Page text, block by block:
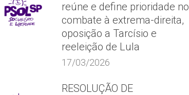
reúne e define prioridade no
combate à extrema-direita,
oposição a Tarcísio e
reeleição de Lula
17/03/2026
RESOLUÇÃO DE